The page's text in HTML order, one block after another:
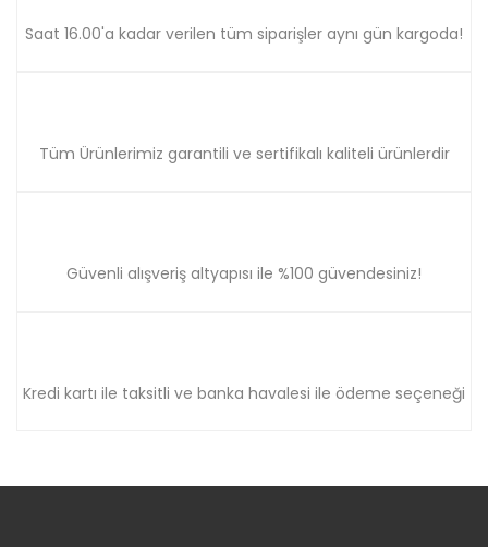
Saat 16.00'a kadar verilen tüm siparişler aynı gün kargoda!
Tüm Ürünlerimiz garantili ve sertifikalı kaliteli ürünlerdir
Güvenli alışveriş altyapısı ile %100 güvendesiniz!
Kredi kartı ile taksitli ve banka havalesi ile ödeme seçeneği